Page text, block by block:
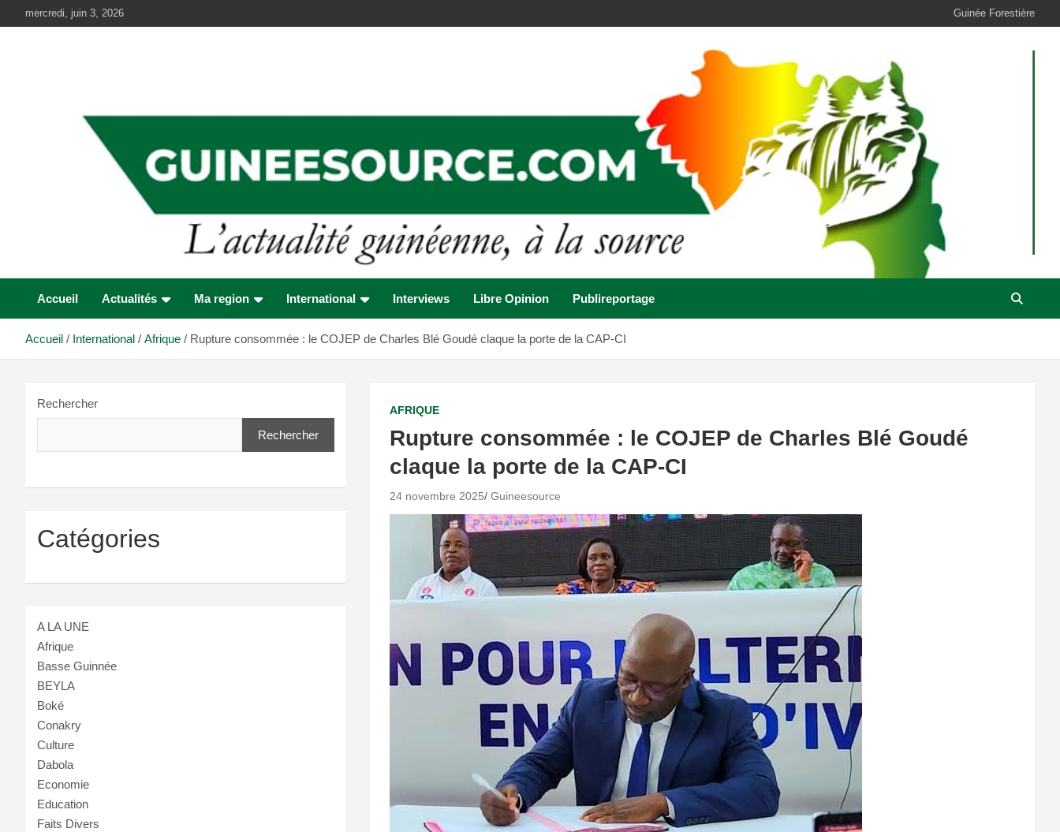
au
mercredi, juin 3, 2026 Guinée Forestière
Accueil Actualités Ma region International Interviews Libre Opinion Publireportage
Accueil International Afrique Rupture consommée : le COJEP de Charles Blé Goudé claque la porte de la CAP-CI
AFRIQUE
Rupture consommée : le COJEP de Charles Blé Goudé
claque la porte de la CAP-CI
24 novembre 2025 Guineesource
Rechercher
Rechercher
Catégories
A LA UNE
Afrique
Basse Guinnée
BEYLA
Boké
Conakry
Culture
Dabola
Economie
Education
Faits Divers